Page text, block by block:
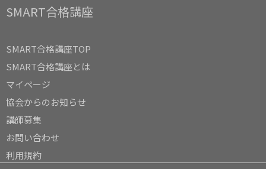
SMART合格講座
SMART合格講座TOP
SMART合格講座とは
マイページ
協会からのお知らせ
講師募集
お問い合わせ
利用規約